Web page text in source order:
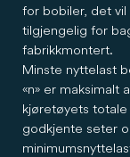
for bobiler, det
tilgjengelig for
fabrikkmontert.
Minste nyttelast
«n» er maksimalt
kjøretøyets
godkjente seter